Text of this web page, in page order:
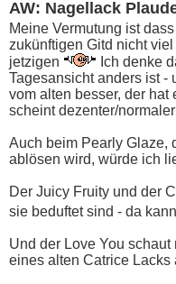
AW: Nagellack
Meine Vermutung ist
zukünftigen Gitd nicht
jetzigen
Ich denke
Tagesansicht anders ist -
vom alten besser, der hat
scheint dezenter/
Auch beim Pearly Glaze,
ablösen wird, würde ich
Der Juicy Fruity und der
sie beduftet sind - da
Und der Love You
eines alten Catrice Lacks